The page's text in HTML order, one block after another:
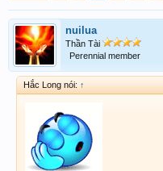
nuilua
Thần Tài
Perennial member
Hắc Long nói: ↑